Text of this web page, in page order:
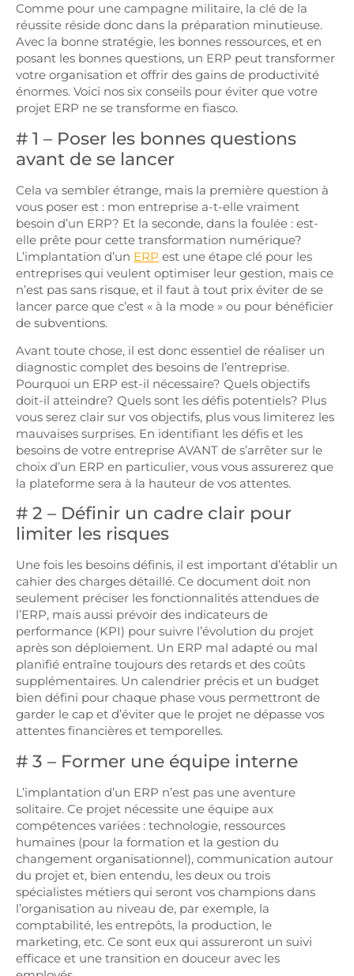
Comme pour une campagne militaire, la clé de la
réussite réside donc dans la préparation minutieuse.
Avec la bonne stratégie, les bonnes ressources, et en
posant les bonnes questions, un ERP peut transformer
votre organisation et offrir des gains de productivité
énormes. Voici nos six conseils pour éviter que votre
projet ERP ne se transforme en fiasco.
# 1 – Poser les bonnes questions
avant de se lancer
Cela va sembler étrange, mais la première question à
vous poser est : mon entreprise a-t-elle vraiment
besoin d’un ERP? Et la seconde, dans la foulée : est-
elle prête pour cette transformation numérique?
L’implantation d’un ERP est une étape clé pour les
entreprises qui veulent optimiser leur gestion, mais ce
n’est pas sans risque, et il faut à tout prix éviter de se
lancer parce que c’est « à la mode » ou pour bénéficier
de subventions.
Avant toute chose, il est donc essentiel de réaliser un
diagnostic complet des besoins de l’entreprise.
Pourquoi un ERP est-il nécessaire? Quels objectifs
doit-il atteindre? Quels sont les défis potentiels? Plus
vous serez clair sur vos objectifs, plus vous limiterez les
mauvaises surprises. En identifiant les défis et les
besoins de votre entreprise AVANT de s’arrêter sur le
choix d’un ERP en particulier, vous vous assurerez que
la plateforme sera à la hauteur de vos attentes.
# 2 – Définir un cadre clair pour
limiter les risques
Une fois les besoins définis, il est important d’établir un
cahier des charges détaillé. Ce document doit non
seulement préciser les fonctionnalités attendues de
l’ERP, mais aussi prévoir des indicateurs de
performance (KPI) pour suivre l’évolution du projet
après son déploiement. Un ERP mal adapté ou mal
planifié entraîne toujours des retards et des coûts
supplémentaires. Un calendrier précis et un budget
bien défini pour chaque phase vous permettront de
garder le cap et d’éviter que le projet ne dépasse vos
attentes financières et temporelles.
# 3 – Former une équipe interne
L’implantation d’un ERP n’est pas une aventure
solitaire. Ce projet nécessite une équipe aux
compétences variées : technologie, ressources
humaines (pour la formation et la gestion du
changement organisationnel), communication autour
du projet et, bien entendu, les deux ou trois
spécialistes métiers qui seront vos champions dans
l’organisation au niveau de, par exemple, la
comptabilité, les entrepôts, la production, le
marketing, etc. Ce sont eux qui assureront un suivi
efficace et une transition en douceur avec les